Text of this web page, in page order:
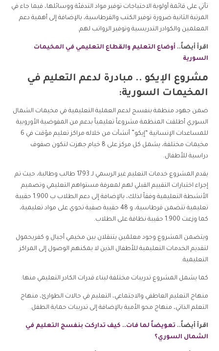
تأتي على قائمة أولوية الاحتياجات توفير مواد التدفئة ووسائلها، فيما جاء في
المرتبة الثانية ضرورة توفير الكتب والقرطاسية، بالإضافة إلى أهمية دعم
المعلمين والكوادر التدريسية وتوفير الرواتب لهم.
اقرأ أيضاً.. أوضاع التعليم والقطاع التعليمي في المخيمات
السورية
مشروع الإيكو .. مبادرة لدعم التعليم في
المخيمات السورية:
ضمن جهود منظمة بنفسج لدعم العملية التعليمية في مخيمات الشمال
السوري أطلقت المنظمة مشروعاً تعليمياً بدعم من المفوضية الأوروبية
للمساعدات الإنسانية “إيكو” أنشأت من خلاله مراكز تعليم مؤقت في 6
مخيمات مختلفة، يشمل كل مركز على 8 خيام جهزت لتكون صفوف
دراسية للأطفال.
يقدم المشروع خدمات التعليم غير الرسمي لـ 1793 طالب وطالبة، حيث تم
إجراء اختبارات التقييم القبلي لهم لمعرفة مستواهم التعليمي وتصميم
الأنشطة التعليمية وفقاً لذلك، بالإضافة إلى دعم الطلاب ب 1.900 حقيبة
تعليمية تتضمن قرطاسية، و 48 حقيبة صفية تحوي على مواد تعليمية،
كما وزعت 1.900 حقيبة نظافة على الطلاب.
ويتضمن المشروع وجود معلمَين يتنقلان بين مخيمي أجيال و كفريحمول
لتقديم الخدمات التعليمية للأطفال الذين لا يمكنهم الوصول إلى المراكز
التعليمية.
كما يشمل المشروع تدريبات مختلفة لبناء قدرات الكادر التعليمي منها:
منهاج التعليم العاطفي والاجتماعي، التعليم في حالات الطوارئ، منهاج
التعلم الذاتي، منهاج محو الأمية بالإضافة إلى تدريبات حماية الطفل.
اقرأ أيضاً.. تعويضاً لما فات.. كيف تداركت بنفسج التعليم في
الشمال السوري؟